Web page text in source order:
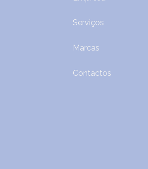
Serviços
Marcas
Contactos